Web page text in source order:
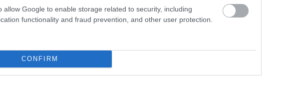
allow Google to enable storage related to security, including
functionality and fraud prevention, and other user protection.
CONFIRM
membolehkan penonton melihat dengan jelas gerakan serentak tangan
yang bergerak dan kecondongan halus badan mereka ke hadapan yang
kiri ialah seorang lelaki berotot berusia tiga puluhan yang memakai baju
pendek dan janggutnya yang cerah membingkai ekspresi yang fokus,
bibir yang terbuka menunjukkan pernafasan terkawal ketika dia
seorang wanita muda yang cergas berusia dua puluhan dengan rambut
kuda yang praktikal. Dia memakai coli sukan hitam dan legging
tertumpu ke hadapan dengan tekad.